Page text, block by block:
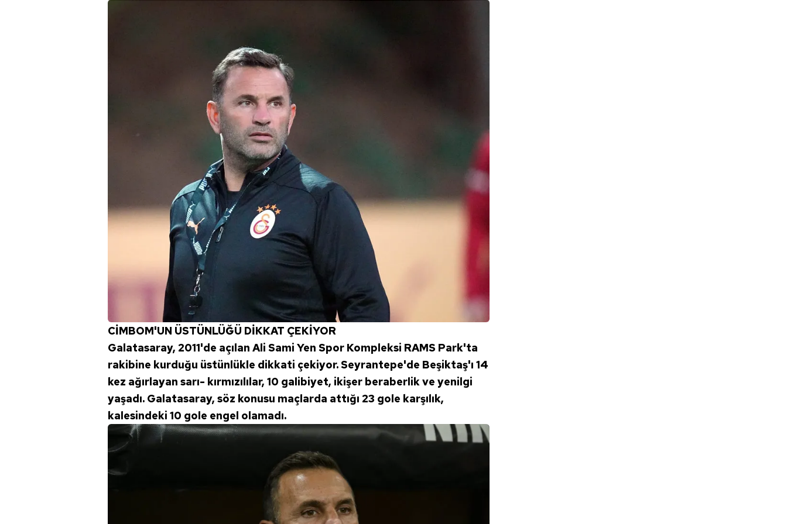
CİMBOM'UN ÜSTÜNLÜĞÜ DİKKAT ÇEKİYOR
Galatasaray, 2011'de açılan Ali Sami Yen Spor Kompleksi RAMS Park'ta
rakibine kurduğu üstünlükle dikkati çekiyor. Seyrantepe'de Beşiktaş'ı 14
kez ağırlayan sarı- kırmızılılar, 10 galibiyet, ikişer beraberlik ve yenilgi
yaşadı. Galatasaray, söz konusu maçlarda attığı 23 gole karşılık,
kalesindeki 10 gole engel olamadı.